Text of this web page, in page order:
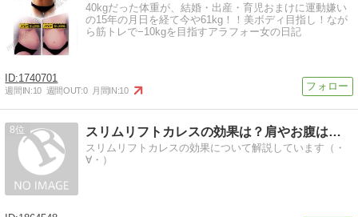
40kgだった体重が、結婚・出産・育児おまけに運動嫌い
の15年の月日を経て今や61kg！！美ボディ目指し！なが
ら筋トレで−10kgを目指すアラフォー女の日記
1740701
週間IN:10 週間OUT:0 月間IN:10
8 スリムリフトカレスの効果は？肩やお腹は苦しく無い？
スリムリフトカレスの効果について解説しています（・
∀・）